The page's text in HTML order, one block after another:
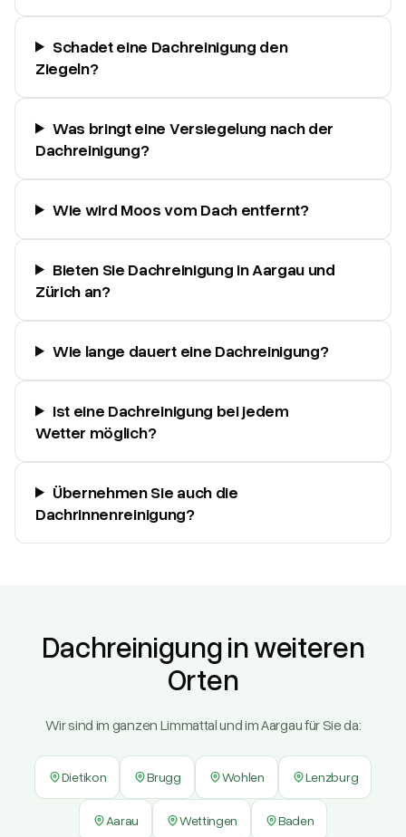
Schadet eine Dachreinigung den
Ziegeln?
Was bringt eine Versiegelung nach der
Dachreinigung?
Wie wird Moos vom Dach entfernt?
Bieten Sie Dachreinigung in Aargau und
Zürich an?
Wie lange dauert eine Dachreinigung?
Ist eine Dachreinigung bei jedem
Wetter möglich?
Übernehmen Sie auch die
Dachrinnenreinigung?
Dachreinigung in weiteren
Orten
Wir sind im ganzen Limmattal und im Aargau für Sie da:
Dietikon Brugg Wohlen Lenzburg
Aarau Wettingen Baden